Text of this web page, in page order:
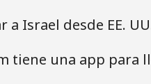
a Israel desde EE.
tiene una app para